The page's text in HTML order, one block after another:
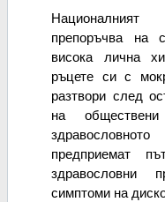
Националният
препоръчва на
висока лична
ръцете си с
разтвори след
на
предприемат
здравословни
симптоми на